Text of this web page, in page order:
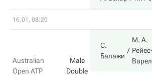
16.01, 08:20
Australian
Open ATP
Male
Double
С.
Балажи
М. А.